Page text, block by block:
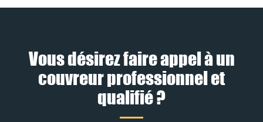
Vous désirez faire appel à un
couvreur professionnel et
qualifié ?